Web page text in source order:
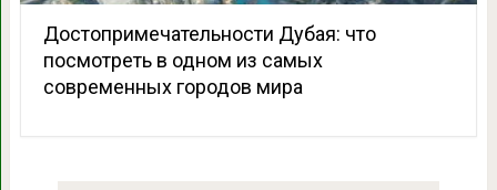
Достопримечательности Дубая: что
посмотреть в одном из самых
современных городов мира